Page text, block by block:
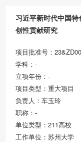
习近平新时代中国
创性贡献研究
项目批准号：
学科：-
立项年份：-
项目类型：重大项目
负责人：车玉玲
职称：-
单位类型：211高校
工作单位：苏州大学